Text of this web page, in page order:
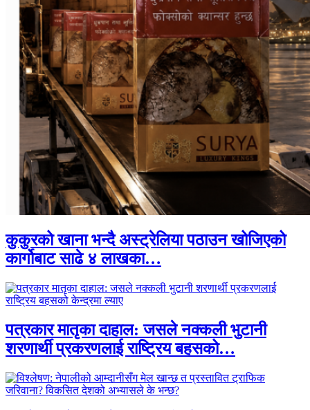
कुकुरको खाना भन्दै अस्ट्रेलिया पठाउन खोजिएको
कार्गोबाट साढे ४ लाखका…
पत्रकार मातृका दाहाल: जसले नक्कली भुटानी
शरणार्थी प्रकरणलाई राष्ट्रिय बहसको…